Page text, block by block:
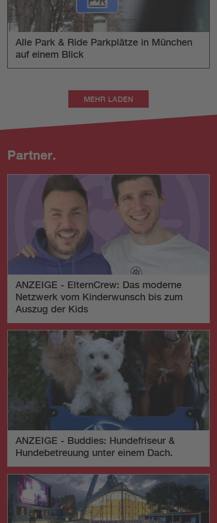
Alle Park & Ride Parkplätze in München
auf einem Blick
MEHR LADEN
Partner.
ANZEIGE - ElternCrew: Das moderne
Netzwerk vom Kinderwunsch bis zum
Auszug der Kids
ANZEIGE - Buddies: Hundefriseur &
Hundebetreuung unter einem Dach.